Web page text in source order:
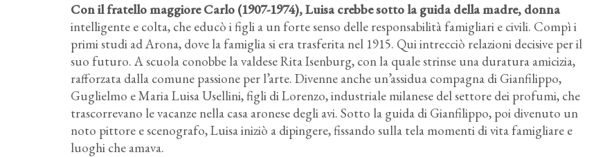
Con il fratello maggiore Carlo (1907-1974), Luisa crebbe sotto la guida della madre, donna
intelligente e colta, che educò i figli a un forte senso delle responsabilità famigliari e civili. Compì i
primi studi ad Arona, dove la famiglia si era trasferita nel 1915. Qui intrecciò relazioni decisive per il
suo futuro. A scuola conobbe la valdese Rita Isenburg, con la quale strinse una duratura amicizia,
rafforzata dalla comune passione per l’arte. Divenne anche un’assidua compagna di Gianfilippo,
Guglielmo e Maria Luisa Usellini, figli di Lorenzo, industriale milanese del settore dei profumi, che
trascorrevano le vacanze nella casa aronese degli avi. Sotto la guida di Gianfilippo, poi divenuto un
noto pittore e scenografo, Luisa iniziò a dipingere, fissando sulla tela momenti di vita famigliare e
luoghi che amava.